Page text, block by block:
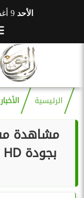
الأحد 9 أغسطس 2026
الرئيسية الأخبار